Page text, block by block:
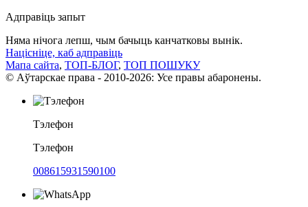
Адправіць запыт
Няма нічога лепш, чым бачыць канчатковы вынік.
Націсніце, каб адправіць
Мапа сайта, ТОП-БЛОГ, ТОП ПОШУКУ
© Аўтарскае права - 2010-2026: Усе правы абаронены.
Тэлефон
Тэлефон
008615931590100